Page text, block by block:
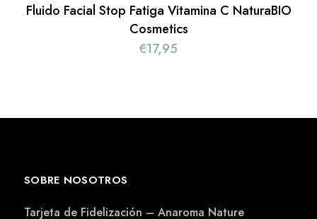
Fluido Facial Stop Fatiga Vitamina C NaturaBIO
Cosmetics
€17,95
SOBRE NOSOTROS
Tarjeta de Fidelización – Anaroma Nature